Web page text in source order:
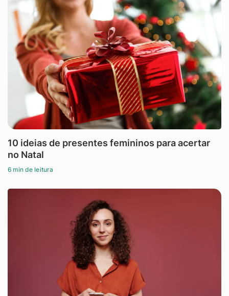
10 ideias de presentes femininos para acertar
no Natal
6 min de leitura